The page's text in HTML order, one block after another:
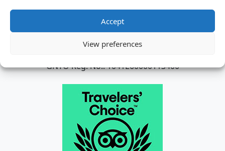
Accept
View preferences
TAKSIT JA MINIBUSSIPALVELUT
Lentokenttäkuljetukset ympäri Kreetan
GNTO Reg. No.: 1041E60000113400